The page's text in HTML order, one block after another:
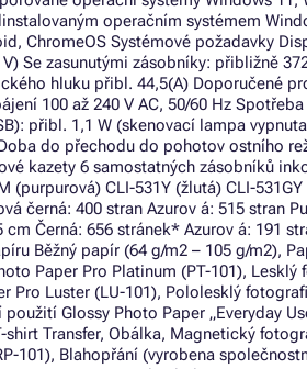
operačním systémem
ChromeOS Systémové požadavky
Se zasunutými zásobníky: přibližně
hluku přibl. 44,5(A) Doporučené
100 až 240 V AC, 50/60 Hz
přibl. 1,1 W (skenovací lampa
do přechodu do pohotov ostního
kazety 6 samostatných zásobníků
(purpurová) CLI-531Y (žlutá) CLI-
černá: 400 stran Azurov á: 515 stran
Černá: 656 stránek* Azurov á: 191
Běžný papír (64 g/m2 – 105 g/m2),
Paper Pro Platinum (PT-101),
Pro Luster (LU-101), Pololesklý
Glossy Photo Paper „Everyday
Transfer, Obálka, Magnetický
101), Blahopřání (vyrobena